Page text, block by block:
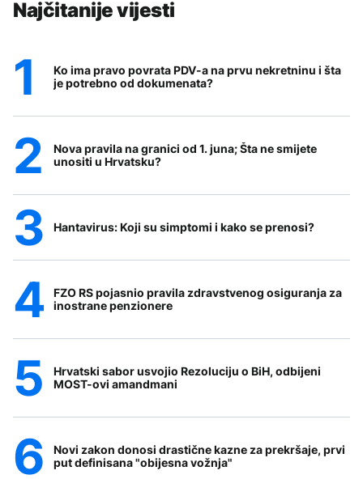
Najčitanije vijesti
Ko ima pravo povrata PDV-a na prvu nekretninu i šta
je potrebno od dokumenata?
Nova pravila na granici od 1. juna; Šta ne smijete
unositi u Hrvatsku?
Hantavirus: Koji su simptomi i kako se prenosi?
FZO RS pojasnio pravila zdravstvenog osiguranja za
inostrane penzionere
Hrvatski sabor usvojio Rezoluciju o BiH, odbijeni
MOST-ovi amandmani
Novi zakon donosi drastične kazne za prekršaje, prvi
put definisana "obijesna vožnja"